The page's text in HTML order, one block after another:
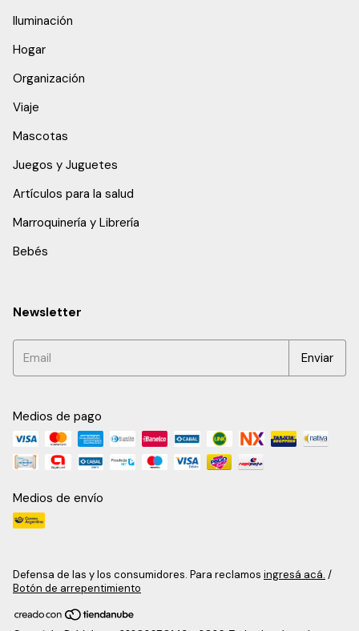
Iluminación
Hogar
Organización
Viaje
Mascotas
Juegos y Juguetes
Artículos para la salud
Marroquinería y Librería
Bebés
Newsletter
Medios de pago
Medios de envío
Defensa de las y los consumidores. Para reclamos ingresá acá. /
Botón de arrepentimiento